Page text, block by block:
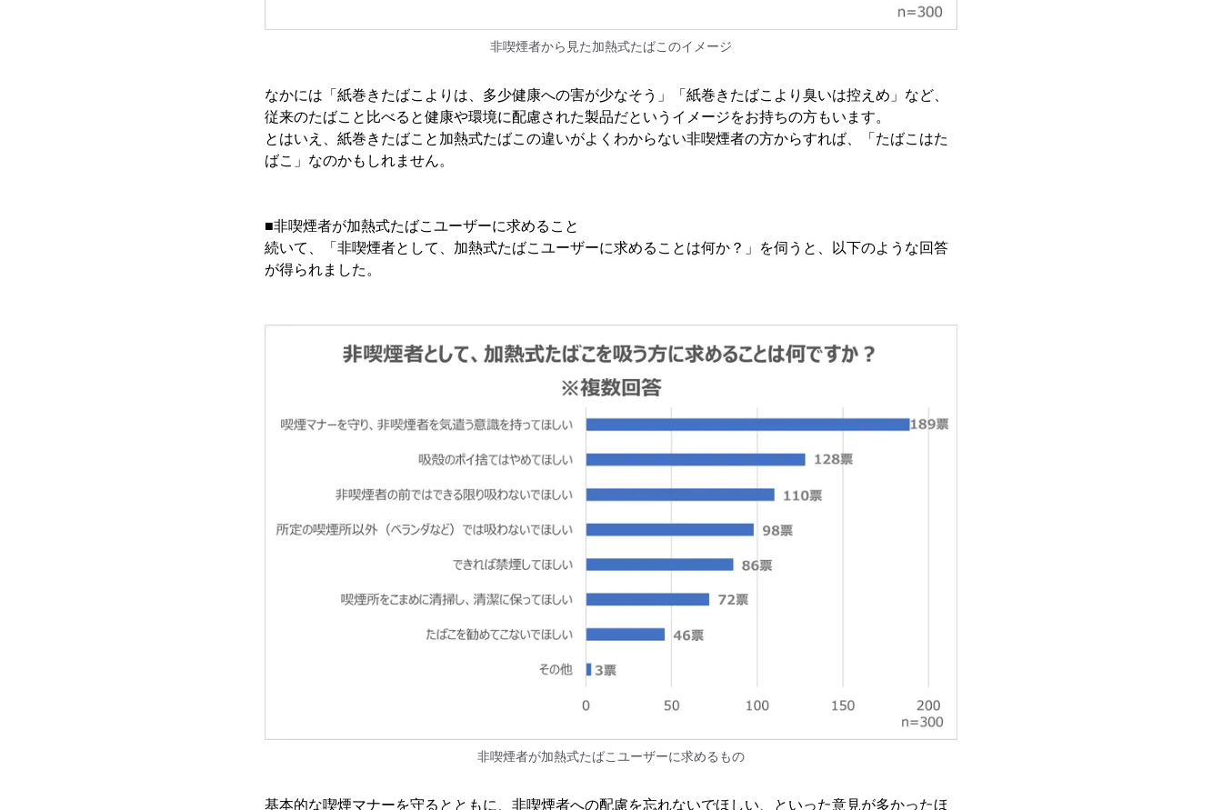
非喫煙者から見た加熱式たばこのイメージ
なかには「紙巻きたばこよりは、多少健康への害が少なそう」「紙巻きたばこより臭いは控えめ」など、
従来のたばこと比べると健康や環境に配慮された製品だというイメージをお持ちの方もいます。
とはいえ、紙巻きたばこと加熱式たばこの違いがよくわからない非喫煙者の方からすれば、「たばこはた
ばこ」なのかもしれません。
■非喫煙者が加熱式たばこユーザーに求めること
続いて、「非喫煙者として、加熱式たばこユーザーに求めることは何か？」を伺うと、以下のような回答
が得られました。
非喫煙者が加熱式たばこユーザーに求めるもの
基本的な喫煙マナーを守るとともに、非喫煙者への配慮を忘れないでほしい、といった意見が多かったほ